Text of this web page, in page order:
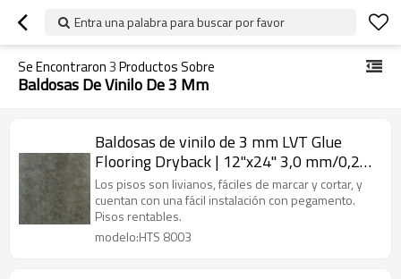
Entra una palabra para buscar por favor
Se Encontraron3Productos Sobre
Baldosas De Vinilo De 3 Mm
Baldosas de vinilo de 3 mm LVT Glue
Flooring Dryback | 12''x24'' 3,0 mm/0,2
mm Ideal para cocina Bajo VOC HTS 8003
Los pisos son livianos, fáciles de marcar y cortar, y
cuentan con una fácil instalación con pegamento.
Pisos rentables.
modelo:HTS 8003